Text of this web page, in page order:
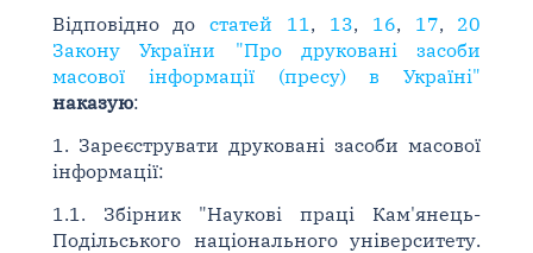
Відповідно достатей 11, 13, 16, 17, 20
Закону України "Про друковані засоби
масової інформації (пресу) в Україні"
наказую:
1. Зареєструвати друковані засоби масової
інформації:
1.1. Збірник "Наукові праці Кам'янець-
Подільського національного університету.